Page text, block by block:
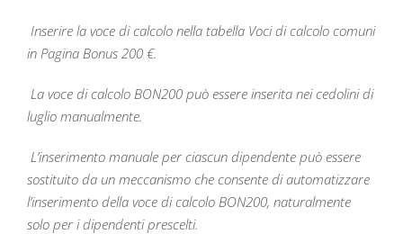
Inserire la voce di calcolo nella tabella Voci di calcolo comuni
in Pagina Bonus 200 €.
La voce di calcolo BON200 può essere inserita nei cedolini di
luglio manualmente.
L’inserimento manuale per ciascun dipendente può essere
sostituito da un meccanismo che consente di automatizzare
l’inserimento della voce di calcolo BON200, naturalmente
solo per i dipendenti prescelti.